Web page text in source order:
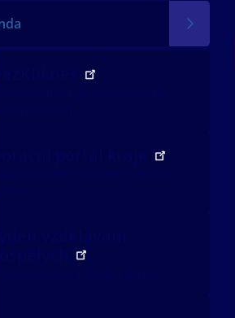
pomoc
problém
portál kraje
oblasti
vzdělávání
akce